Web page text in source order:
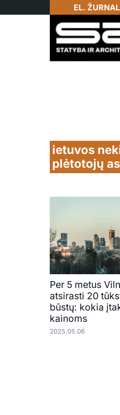
EL.
ietuvos
plėtotojų
Per 5 metus
atsirasti 20
būstų: kokia
kainoms
2025.05.06